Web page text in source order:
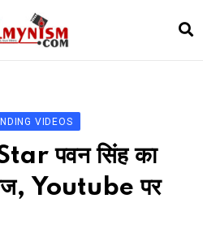
VIDEOS
पवन सिंह का
Youtube पर